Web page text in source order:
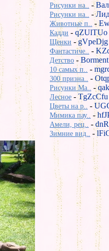
Рисунки на.. -
Рисунки на.. -
Животные п.. -
Кадди - qZUlTUo
Щенки -gVpeDjg
Фантастиче.. -
Детство - Borment
10 самых п.. -
300 призна.. -
Рисунки Ma.. -
Лесное -TgZcCfu
Цветы на р.. -
Мимика пау.. -
Амели, рец.. -
Зимние вид.. -